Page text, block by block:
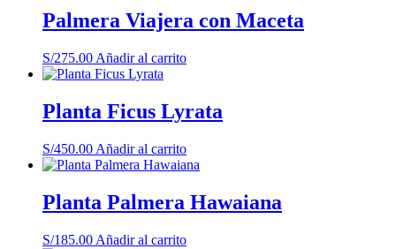
Palmera Viajera con Maceta
S/275.00 Añadir al carrito
Planta Ficus Lyrata
S/450.00 Añadir al carrito
Planta Palmera Hawaiana
S/185.00 Añadir al carrito